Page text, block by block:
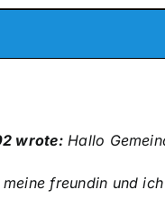
wrote:Hallo
freundin und